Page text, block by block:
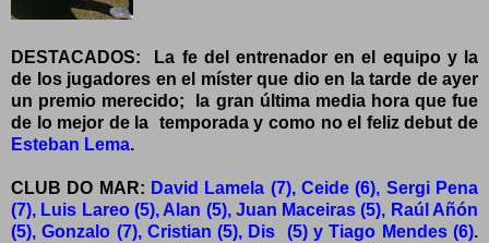
DESTACADOS: La fe del entrenador en el equipo y la
de los jugadores en el míster que dio en la tarde de ayer
un premio merecido; la gran última media hora que fue
de lo mejor de la temporada y como no el feliz debut de
Esteban Lema.
CLUB DO MAR: David Lamela (7), Ceide (6), Sergi Pena
(7), Luis Lareo (5), Alan (5), Juan Maceiras (5), Raúl Añón
(5), Gonzalo (7), Cristian (5), Dis (5) y Tiago Mendes (6).